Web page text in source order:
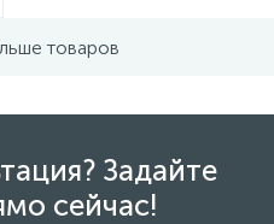
товаров
Задайте
сейчас!